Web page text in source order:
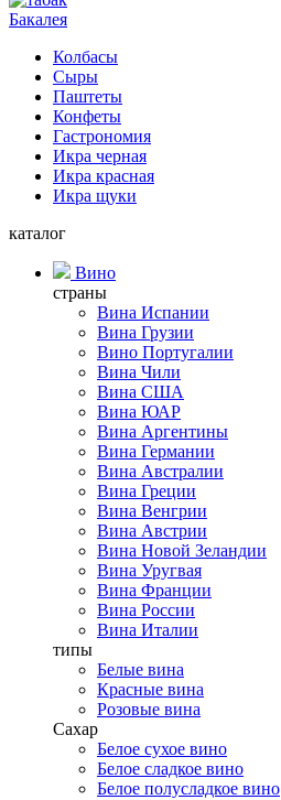
Бакалея
Колбасы
Сыры
Паштеты
Конфеты
Гастрономия
Икра черная
Икра красная
Икра щуки
каталог
Вино
страны
Вина Испании
Вина Грузии
Вино Португалии
Вина Чили
Вина США
Вина ЮАР
Вина Аргентины
Вина Германии
Вина Австралии
Вина Греции
Вина Венгрии
Вина Австрии
Вина Новой Зеландии
Вина Уругвая
Вина Франции
Вина России
Вина Италии
типы
Белые вина
Красные вина
Розовые вина
Сахар
Белое сухое вино
Белое сладкое вино
Белое полусладкое вино